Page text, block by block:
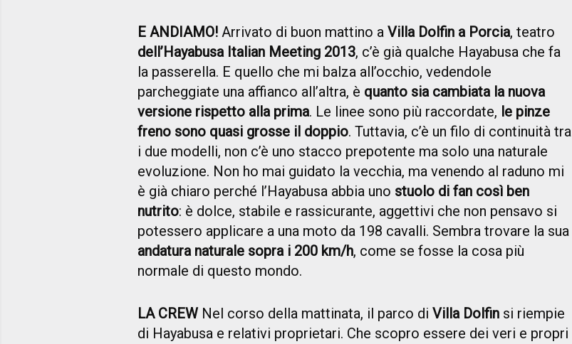
E ANDIAMO! Arrivato di buon mattino a Villa Dolfin a Porcia, teatro
dell’Hayabusa Italian Meeting 2013, c’è già qualche Hayabusa che fa
la passerella. E quello che mi balza all’occhio, vedendole
parcheggiate una affianco all’altra, è quanto sia cambiata la nuova
versione rispetto alla prima. Le linee sono più raccordate, le pinze
freno sono quasi grosse il doppio. Tuttavia, c’è un filo di continuità tra
i due modelli, non c’è uno stacco prepotente ma solo una naturale
evoluzione. Non ho mai guidato la vecchia, ma venendo al raduno mi
è già chiaro perché l’Hayabusa abbia uno stuolo di fan così ben
nutrito: è dolce, stabile e rassicurante, aggettivi che non pensavo si
potessero applicare a una moto da 198 cavalli. Sembra trovare la sua
andatura naturale sopra i 200 km/h, come se fosse la cosa più
normale di questo mondo.
LA CREWNel corso della mattinata, il parco di Villa Dolfin si riempie
di Hayabusa e relativi proprietari. Che scopro essere dei veri e propri